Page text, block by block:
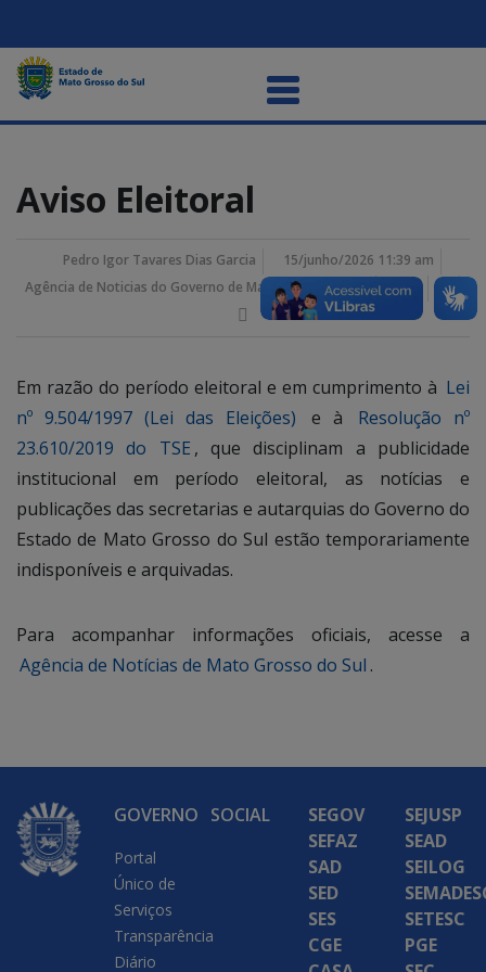
Aviso Eleitoral
Pedro Igor Tavares Dias Garcia
15/junho/2026 11:39 am
Agência de Noticias do Governo de Mato Grosso do Sul
Em razão do período eleitoral e em cumprimento à Lei
nº 9.504/1997 (Lei das Eleições)
e à
Resolução nº
23.610/2019 do TSE , que disciplinam a publicidade
institucional em período eleitoral, as notícias e
publicações das secretarias e autarquias do Governo do
Estado de Mato Grosso do Sul estão temporariamente
indisponíveis e arquivadas.
Para acompanhar informações oficiais, acesse a
Agência de Notícias de Mato Grosso do Sul .
GOVERNO
Portal
Único de
Serviços
Transparência
Diário
SOCIAL
SEGOV
SEFAZ
SAD
SED
SES
CGE
SEJUSP
SEAD
SEILOG
SETESC
PGE